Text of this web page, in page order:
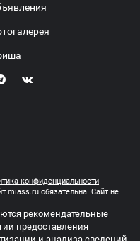
конфиденциальности
miass.ru обязательна. Сайт не
рекомендательные
предоставления